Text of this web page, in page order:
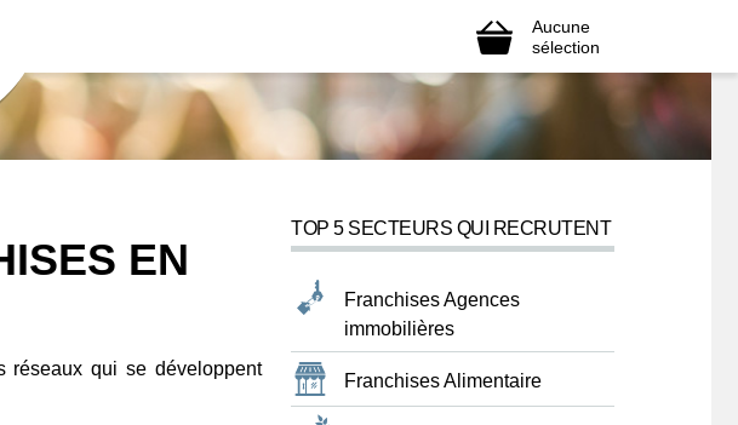
Aucune
sélection
EN
réseaux qui se développent
TOP 5 SECTEURS QUI RECRUTENT
Franchises Agences
immobilières
Franchises Alimentaire